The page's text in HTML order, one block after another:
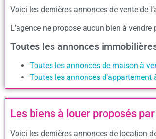
Voici les dernières annonces de vente de
L’agence ne propose aucun bien à vendre
Toutes les annonces
Toutes les annonces de maison à
Toutes les annonces d’appartement
Les biens à louer proposés
Voici les dernières annonces de location